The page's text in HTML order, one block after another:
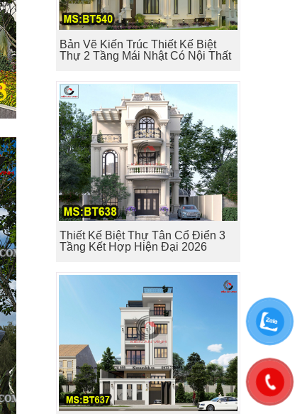
Bản Vẽ Kiến Trúc Thiết Kế Biệt
Thự 2 Tầng Mái Nhật Có Nội Thất
Thiết Kế Biệt Thự Tân Cổ Điển 3
Tầng Kết Hợp Hiện Đại 2026